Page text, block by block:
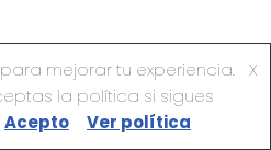
Art Gallery
mejorar tu experiencia.
la política si sigues
X
Acepto Ver política